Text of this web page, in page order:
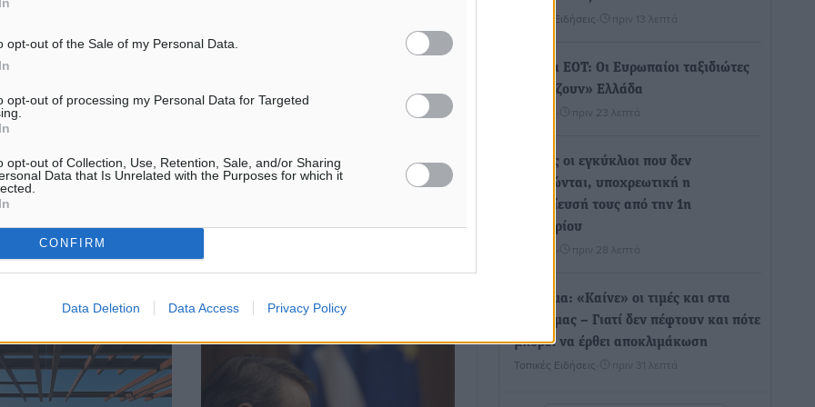
opt-out of the Sale of my Personal Data.
opt-out of processing my Personal Data for Targeted
opt-out of Collection, Use, Retention, Sale, and/or Sharing
Data that Is Unrelated with the Purposes for which it
CONFIRM
Data Deletion Data Access Privacy Policy
για την συντήρηση του
Υπ. Ναυτιλίας και
μετώπου (ξύλινου
λιμένων Κολώνας,
Ακαντιάς ν. Ρόδου
του Υπουργού
– Επίσπευση αποζημιώσεων από ΕΛΓΑ
του ΕΛΓΑ το πρώτο ν/σ που θα φέρει
στη Βουλή Το μήνυμα ότι η Κυβέρνηση
Τοπικές Ειδήσεις πριν 13 λεπτά
Έρευνα ΕΟΤ: Οι Ευρωπαίοι ταξιδιώτες
«ψηφίζουν» Ελλάδα
πριν 23 λεπτά
Άκυρες οι εγκύκλιοι που δεν
αναρτώνται, υποχρεωτική η
δημοσίευσή τους από την 1η
Οκτωβρίου
πριν 28 λεπτά
Καύσιμα: «Καίνε» οι τιμές και στα
νησιά μας – Γιατί δεν πέφτουν και πότε
μπορεί να έρθει αποκλιμάκωση
Τοπικές Ειδήσεις πριν 31 λεπτά